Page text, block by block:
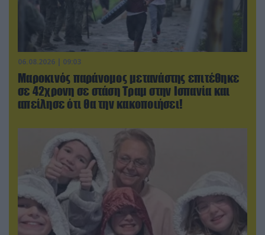
06.08.2026 | 09:03
Μαροκινός παράνομος μετανάστης επιτέθηκε
σε 42χρονη σε στάση Τραμ στην Ισπανία και
απείλησε ότι θα την κακοποιήσει!